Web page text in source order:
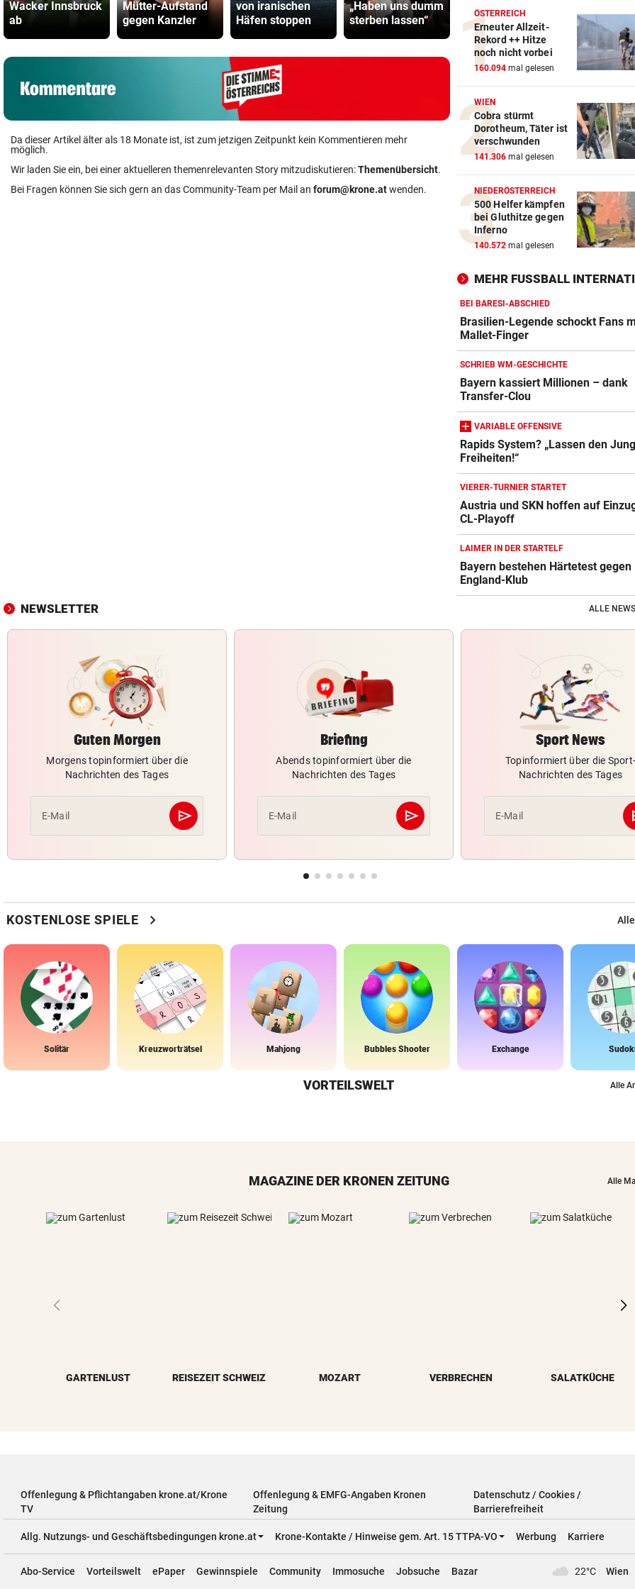
Wacker Innsbruck
ab
Mütter-Aufstand
gegen Kanzler
von iranischen
Häfen stoppen
„Haben uns dumm
sterben lassen“
Uhr: Steirerderby
Hartberg – Sturm
Plan
Da dieser Artikel älter als 18 Monate ist, ist zum jetzigen Zeitpunkt kein Kommentieren mehr
möglich.
Wir laden Sie ein, bei einer aktuelleren themenrelevanten Story mitzudiskutieren:Themenübersicht.
Bei Fragen können Sie sich gern an das Community-Team per Mail an forum@krone.atwenden.
ÖSTERREICH
Erneuter Allzeit-
Rekord ++ Hitze
noch nicht vorbei
160.094 mal gelesen
WIEN
Cobra stürmt
Dorotheum, Täter ist
verschwunden
141.306 mal gelesen
NIEDERÖSTERREICH
500 Helfer kämpfen
bei Gluthitze gegen
Inferno
140.572 mal gelesen
MEHR FUSSBALL
BEI BARESI-ABSCHIED
Brasilien-Legende schockt Fans
Mallet-Finger
SCHRIEB WM-GESCHICHTE
Bayern kassiert Millionen – dank
Transfer-Clou
VARIABLE OFFENSIVE
Rapids System? „Lassen den
Freiheiten!“
VIERER-TURNIER STARTET
Austria und SKN hoffen auf
CL-Playoff
LAIMER IN DER STARTELF
Bayern bestehen Härtetest gegen
England-Klub
NEWSLETTER ALLE
Guten Morgen
Morgens topinformiert über die
Nachrichten des Tages
E-Mail send
Abschicken
Briefing
Abends topinformiert über die
Nachrichten des Tages
E-Mail send
Abschicken
Sport News
Topinformiert über die Sport-
Nachrichten des Tages
E-Mail
KOSTENLOSE SPIELE chevron_right
Solitär Kreuzworträtsel Mahjong Bubbles Shooter Exchange
VORTEILSWELT Alle
MAGAZINE DER KRONEN ZEITUNG Alle
GARTENLUST REISEZEIT SCHWEIZ MOZART VERBRECHEN SALATKÜCHE
Offenlegung & Pflichtangaben krone.at/Krone
TV
Offenlegung & EMFG-Angaben Kronen
Zeitung
Datenschutz / Cookies /
Barrierefreiheit
Allg. Nutzungs- und Geschäftsbedingungen krone.at Krone-Kontakte / Hinweise gem. Art. 15 TTPA-VO Werbung Karriere
Abo-Service Vorteilswelt ePaper Gewinnspiele Community Immosuche Jobsuche Bazar 22°C Wien